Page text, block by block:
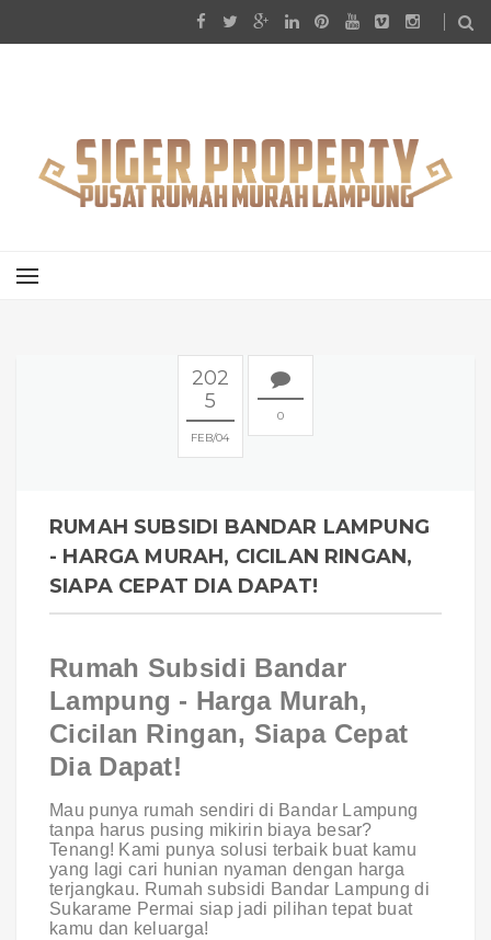
202
5
FEB 04
0
RUMAH SUBSIDI BANDAR LAMPUNG
- HARGA MURAH, CICILAN RINGAN,
SIAPA CEPAT DIA DAPAT!
Rumah Subsidi Bandar
Lampung - Harga Murah,
Cicilan Ringan, Siapa Cepat
Dia Dapat!
Mau punya rumah sendiri di Bandar Lampung
tanpa harus pusing mikirin biaya besar?
Tenang! Kami punya solusi terbaik buat kamu
yang lagi cari hunian nyaman dengan harga
terjangkau. Rumah subsidi Bandar Lampung di
Sukarame Permai siap jadi pilihan tepat buat
kamu dan keluarga!